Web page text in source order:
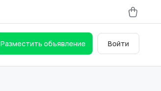
Разместить объявление Войти